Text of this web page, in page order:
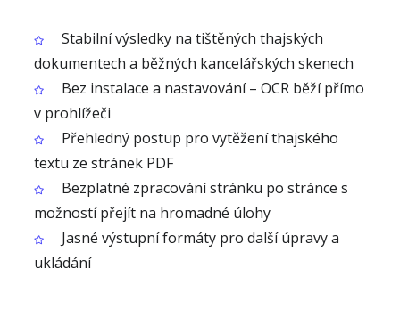
Stabilní výsledky na tištěných thajských
dokumentech a běžných kancelářských skenech
Bez instalace a nastavování – OCR běží přímo
v prohlížeči
Přehledný postup pro vytěžení thajského
textu ze stránek PDF
Bezplatné zpracování stránku po stránce s
možností přejít na hromadné úlohy
Jasné výstupní formáty pro další úpravy a
ukládání